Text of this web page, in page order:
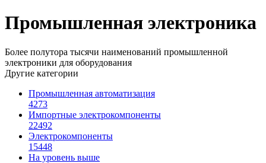
Промышленная электроника
Более полутора тысячи наименований промышленной
электроники для оборудования
Другие категории
Промышленная автоматизация
4273
Импортные электрокомпоненты
22492
Электрокомпоненты
15448
На уровень выше